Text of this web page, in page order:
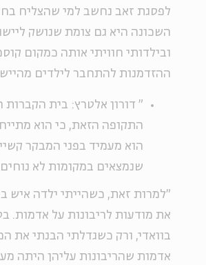
לפסגת זאב נחשב למי שהצליח
השכונה היא גם צומת שנושק
ובילדותי חוויתי אותה כמקום
ההזדמנות להתחבר לילדים
" דורון אלטרץ: בית הקברות
התקופה הזאת, כי הוא
הוא מעמיד בפני המבקר
שנמצאים במקומות לא
"למרות זאת, כשהייתי ילדה איש
את מודעות לריבונות על אדמות.
בוואדי, ורק כשגדלתי הבנתי את
אדמות שהריבונות עליהן היתה